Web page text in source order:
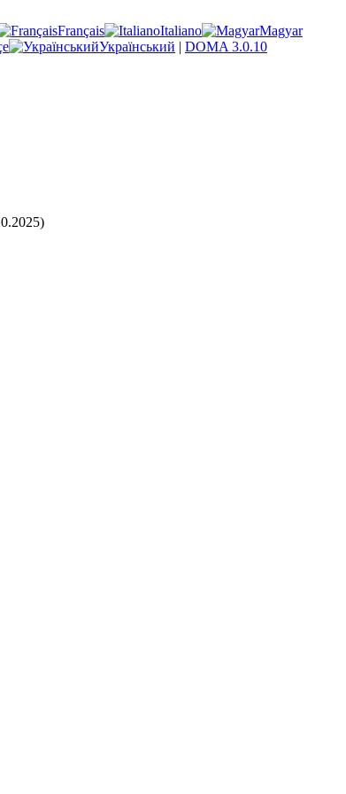
Français Italiano
Magyar
Український | DOMA 3.0.10